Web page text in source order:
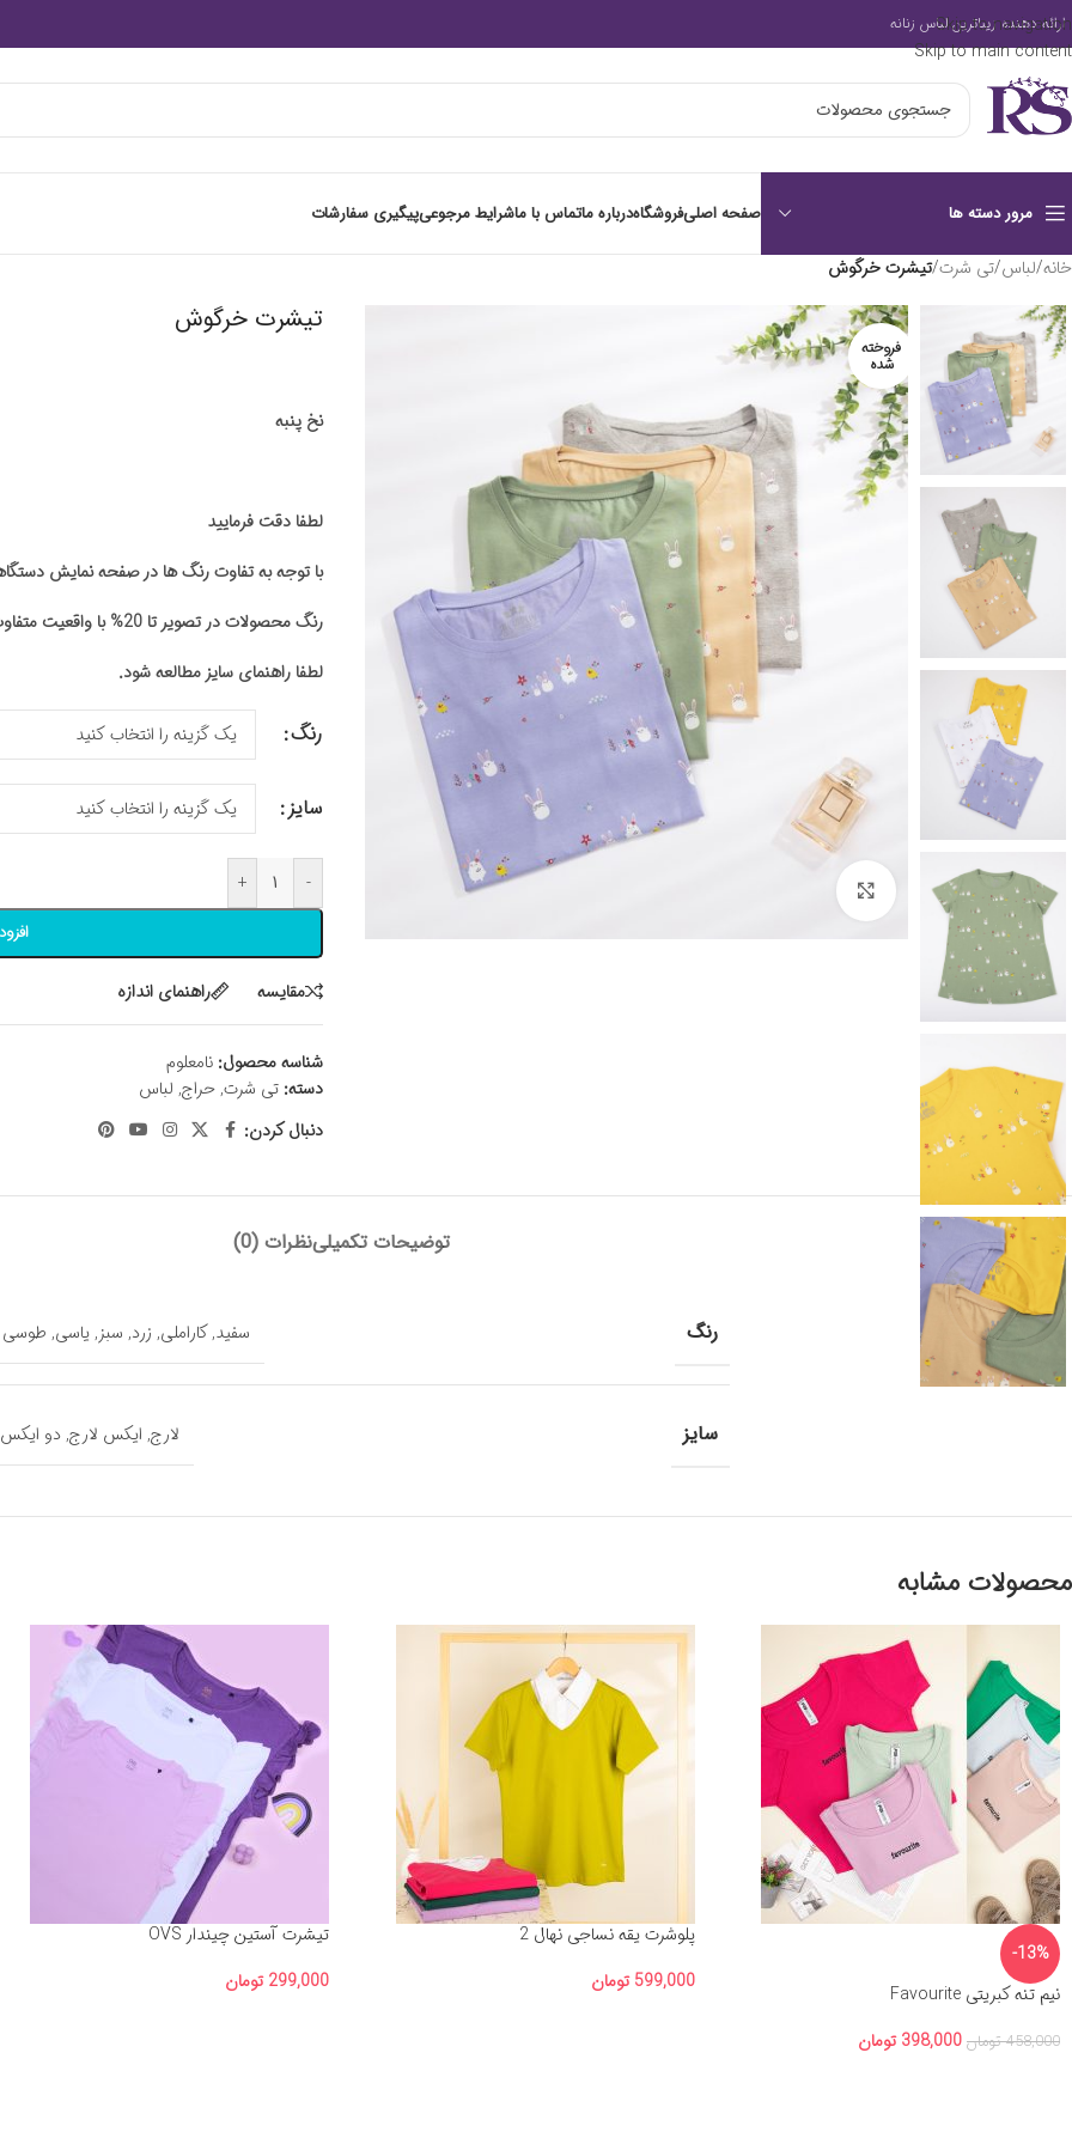
Skip to navigation
Skip to main content
ارائه دهنده زیباترین لباس زنانه
مرور دسته ها صفحه اصلیفروشگاهدرباره ماتماس با ماشرایط مرجوعیپیگیری سفارشات
خانه/لباس/تی شرت/تیشرت خرگوش
فروخته
شده
تیشرت خرگوش
نخ پنبه
لطفا دقت فرمایید
با توجه به تفاوت رنگ ها در صفحه نمایش
رنگ محصولات در تصویر تا 20% با واقعیت متفاوت باشد
لطفا راهنمای سایز مطالعه شود.
رنگ
سایز
-
+
مقايسه راهنمای اندازه
شناسه محصول: نامعلوم
دسته: تی شرت,حراج, لباس
دنبال کردن:
توضیحات تکمیلینظرات (0)
رنگ سفید,کاراملی, زرد, سبز,یاسی, طوسی
سایز لارج, ایکس لارج,دو ایکس
محصولات مشابه
-13%
نیم تنه کبریتی Favourite
458,000 تومان 398,000 تومان
پلوشرت یقه نساجی نهال 2
599,000 تومان
تیشرت آستین چیندار OVS
299,000 تومان